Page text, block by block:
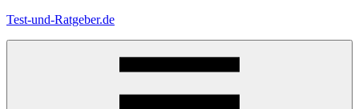
Zum
Test-und-Ratgeber.de